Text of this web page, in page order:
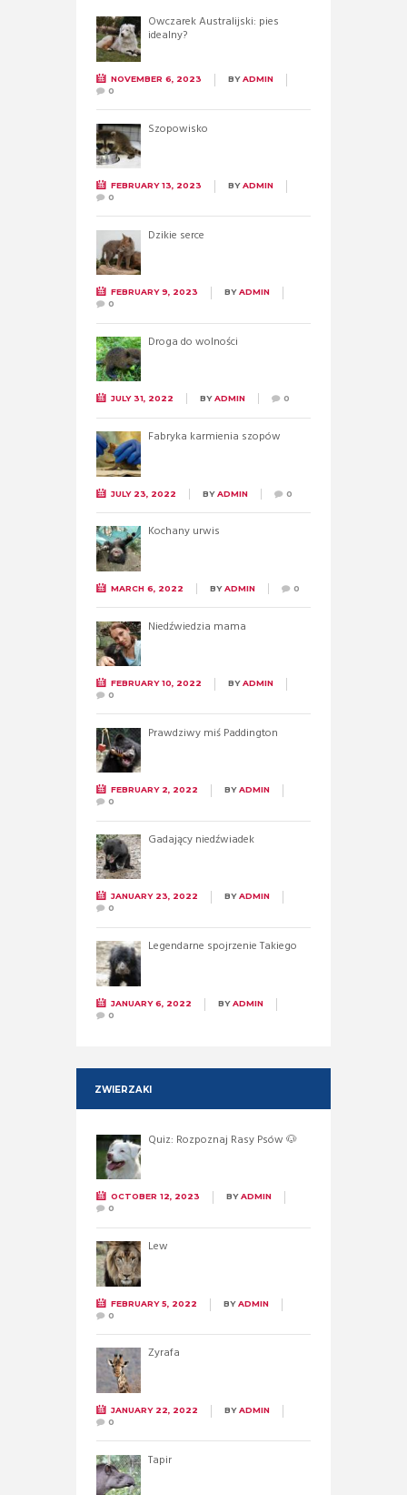
Owczarek Australijski: pies
idealny?
NOVEMBER 6, 2023 BYADMIN
0
Szopowisko
FEBRUARY 13, 2023 BYADMIN
0
Dzikie serce
FEBRUARY 9, 2023 BYADMIN
0
Droga do wolności
JULY 31, 2022 BYADMIN 0
Fabryka karmienia szopów
JULY 23, 2022 BYADMIN 0
Kochany urwis
MARCH 6, 2022 BYADMIN 0
Niedźwiedzia mama
FEBRUARY 10, 2022 BYADMIN
0
Prawdziwy miś Paddington
FEBRUARY 2, 2022 BYADMIN
0
Gadający niedźwiadek
JANUARY 23, 2022 BYADMIN
0
Legendarne spojrzenie Takiego
JANUARY 6, 2022 BYADMIN
0
ZWIERZAKI
Quiz: Rozpoznaj Rasy Psów 🐶
OCTOBER 12, 2023 BYADMIN
0
Lew
FEBRUARY 5, 2022 BYADMIN
0
Żyrafa
JANUARY 22, 2022 BYADMIN
0
Tapir